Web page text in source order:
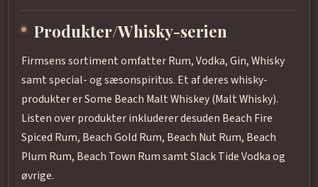
Produkter/Whisky-serien
Firmsens sortiment omfatter Rum, Vodka, Gin, Whisky
samt special- og sæsonspiritus. Et af deres whisky-
produkter er Some Beach Malt Whiskey (Malt Whisky).
Listen over produkter inkluderer desuden Beach Fire
Spiced Rum, Beach Gold Rum, Beach Nut Rum, Beach
Plum Rum, Beach Town Rum samt Slack Tide Vodka og
øvrige.